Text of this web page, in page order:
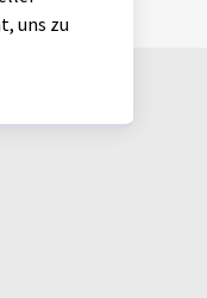
uns zu